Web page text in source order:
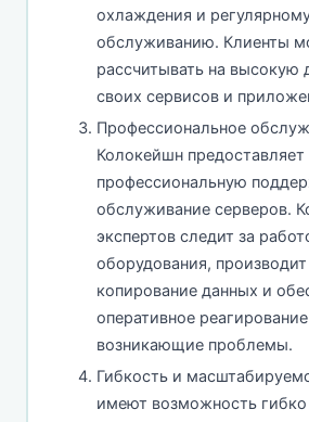
охлаждения и
обслуживанию. Клиенты
рассчитывать на высокую
своих сервисов и
Профессиональное
Колокейшн предоставляет
профессиональную
обслуживание серверов.
экспертов следит за
оборудования,
копирование данных и
оперативное
возникающие проблемы.
Гибкость и
имеют возможность гибко